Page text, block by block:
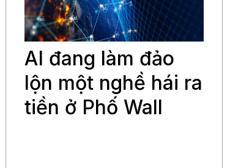
AI đang làm đảo
lộn một nghề hái ra
tiền ở Phố Wall